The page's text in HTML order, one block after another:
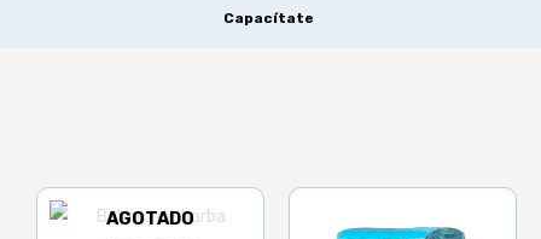
Capacítate
AGOTADO